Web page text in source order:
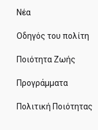
Νέα
Οδηγός του πολίτη
Ποιότητα Ζωής
Προγράμματα
Πολιτική Ποιότητας